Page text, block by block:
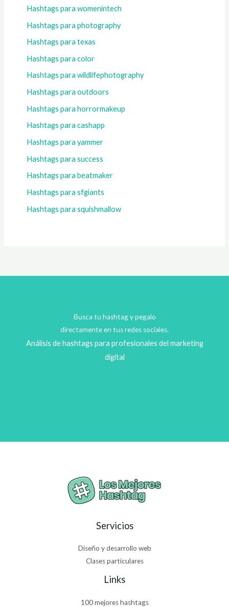
Hashtags para womenintech
Hashtags para photography
Hashtags para texas
Hashtags para color
Hashtags para wildlifephotography
Hashtags para outdoors
Hashtags para horrormakeup
Hashtags para cashapp
Hashtags para yammer
Hashtags para success
Hashtags para beatmaker
Hashtags para sfgiants
Hashtags para squishmallow
Busca tu hashtag y pegalo
directamente en tus redes sociales.
Análisis de hashtags para profesionales del marketing
digital
Servicios
Diseño y desarrollo web
Clases particulares
Links
100 mejores hashtags